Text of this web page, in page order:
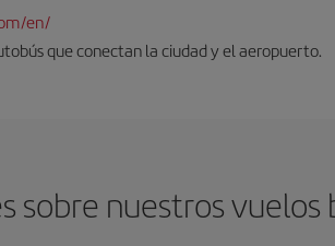
en/
que conectan la ciudad y el aeropuerto.
sobre nuestros vuelos